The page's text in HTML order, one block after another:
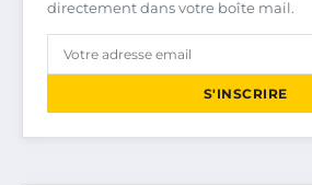
directement dans votre boîte mail.
S'INSCRIRE